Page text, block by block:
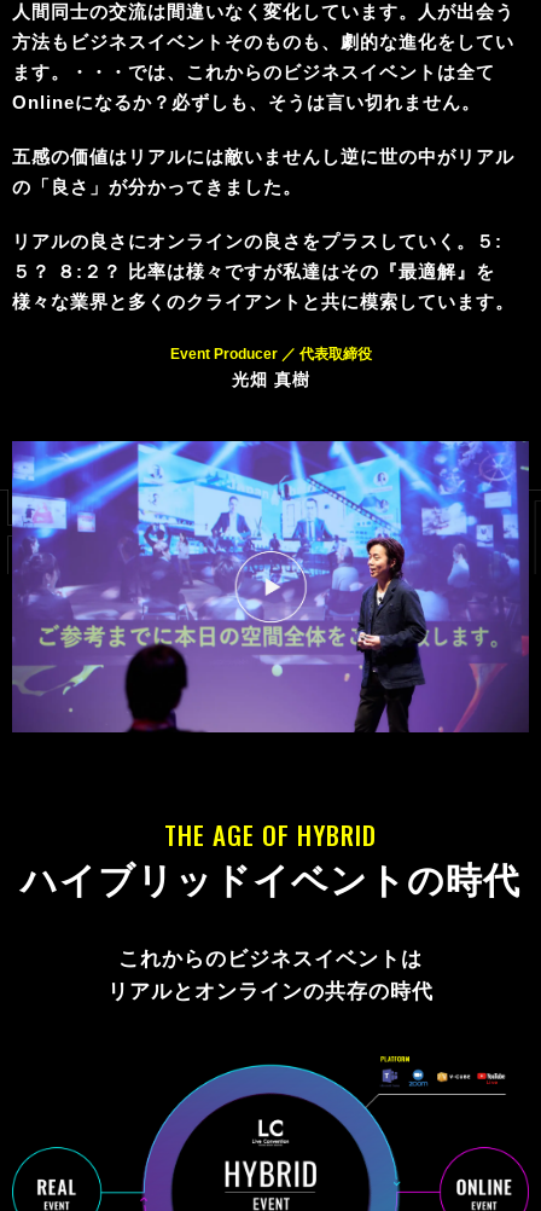
人間同士の交流は間違いなく変化しています。
人が出会う
方法もビジネスイベントそのものも、劇的な進化をしてい
ます。
・・・では、これからのビジネスイベントは全て
Onlineになるか？ 必ずしも、そうは言い切れません。
五感の価値はリアルには敵いませんし逆に世の中がリアル
の「良さ」が分かってきました。
リアルの良さにオンラインの良さをプラスしていく。
５:
５？ ８:２？ 比率は様々ですが私達はその『最適解』を
様々な業界と多くのクライアントと共に模索しています。
Event Producer ／ 代表取締役
光畑 真樹
REAL × ONLINE
BRANDING MARKETING / SALES LEAD
PRODUCT PR / MOTIVATION
ROYALTY / BUSINESS STRATEGY
SDGS / KNOWLEDGE SHARING
ハイブリッドイベントの時代
THE AGE OF HYBRID
これからのビジネスイベントは
リアルとオンラインの共存の時代